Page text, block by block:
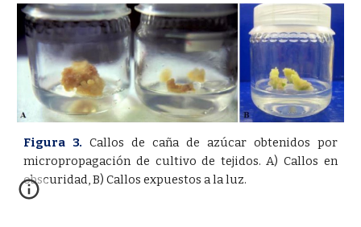
Figura 3. Callos de caña de azúcar obtenidos por
micropropagación de cultivo de tejidos. A) Callos en
obscuridad, B) Callos expuestos a la luz.